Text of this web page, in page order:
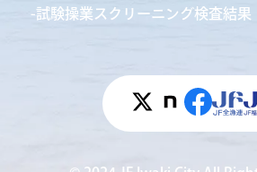
試験操業スクリーニング検査結果